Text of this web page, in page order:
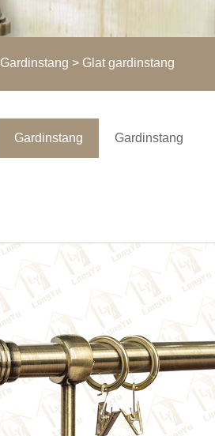
Gardinstang > Glat gardinstang
Gardinstang Gardinstang